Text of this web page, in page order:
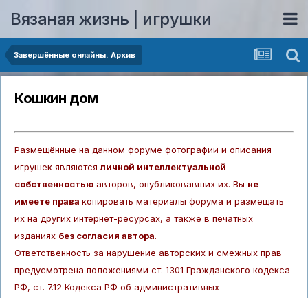
Вязаная жизнь | игрушки
Завершённые онлайны. Архив
Кошкин дом
Размещённые на данном форуме фотографии и описания
игрушек являютсяличной интеллектуальной
собственностью авторов, опубликовавших их. Вы не
имеете права копировать материалы форума и размещать
их на других интернет-ресурсах, а также в печатных
изданиях без согласия автора.
Ответственность за нарушение авторских и смежных прав
предусмотрена положениями ст. 1301 Гражданского кодекса
РФ, ст. 7.12 Кодекса РФ об административных